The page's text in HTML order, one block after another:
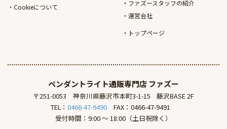
Cookieについて
ファズースタッフの紹介
運営会社
トップページ
ペンダントライト通販専門店 ファズー
〒251-0053 神奈川県藤沢市本町3-1-15
藤沢BASE 2F
TEL： 0466-47-9490
FAX：0466-47-9491
受付時間：9:00 ～ 18:00（土日祝除く）